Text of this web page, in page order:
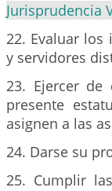
Jurisprudencia
22. Evaluar
y servidores
23. Ejercer
presente
asignen a las
24. Darse su
25. Cumplir